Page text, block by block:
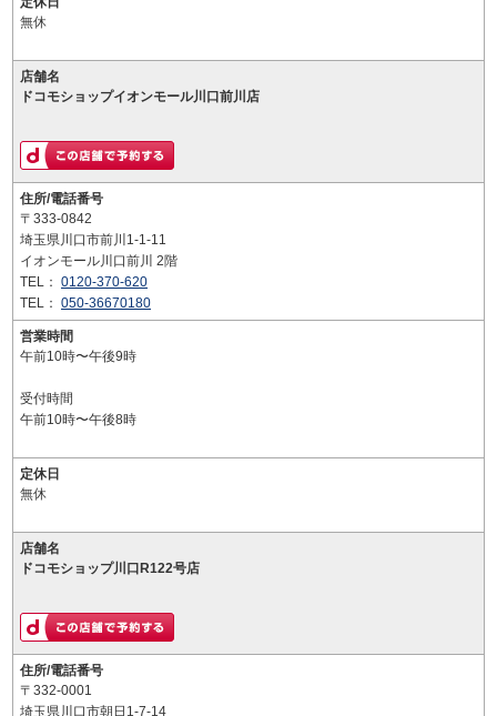
無休
店舗名
ドコモショップイオンモール川口前川店
住所/電話番号
〒333-0842
埼玉県川口市前川1-1-11
イオンモール川口前川 2階
TEL： 0120-370-620
TEL： 050-36670180
営業時間
午前10時〜午後9時
受付時間
午前10時〜午後8時
定休日
無休
店舗名
ドコモショップ川口R122号店
住所/電話番号
〒332-0001
埼玉県川口市朝日1-7-14